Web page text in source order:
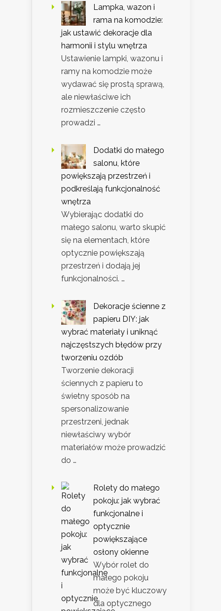
Lampka, wazon i
rama na komodzie:
jak ustawić dekoracje dla
harmonii i stylu wnętrza
Ustawienie lampki, wazonu i
ramy na komodzie może
wydawać się prostą sprawą,
ale niewłaściwe ich
rozmieszczenie często
prowadzi …
Dodatki do małego
salonu, które
powiększają przestrzeń i
podkreślają funkcjonalność
wnętrza
Wybierając dodatki do
małego salonu, warto skupić
się na elementach, które
optycznie powiększają
przestrzeń i dodają jej
funkcjonalności. …
Dekoracje ścienne z
papieru DIY: jak
wybrać materiały i uniknąć
najczęstszych błędów przy
tworzeniu ozdób
Tworzenie dekoracji
ściennych z papieru to
świetny sposób na
spersonalizowanie
przestrzeni, jednak
niewłaściwy wybór
materiałów może prowadzić
do …
Rolety do małego
pokoju: jak wybrać
funkcjonalne i
optycznie
powiększające
osłony okienne
Wybór rolet do
małego pokoju
może być kluczowy
dla optycznego